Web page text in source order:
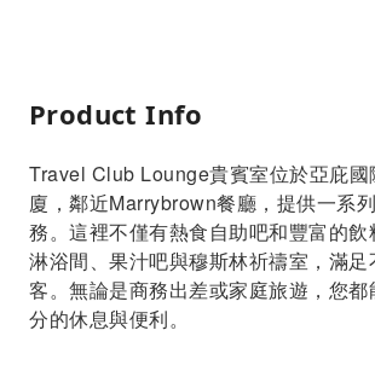
Product Info
Travel Club Lounge貴賓室位於亞庇國
廈，鄰近Marrybrown餐廳，提供一系
務。這裡不僅有熱食自助吧和豐富的
淋浴間、果汁吧與穆斯林祈禱室，滿足
客。無論是商務出差或家庭旅遊，您
分的休息與便利。